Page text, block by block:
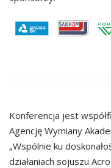
Konferencja jest
Agencję Wymiany
„Wspólnie ku
działaniach sojuszu